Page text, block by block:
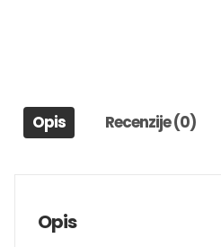
količina
Opis Recenzije (0)
Opis